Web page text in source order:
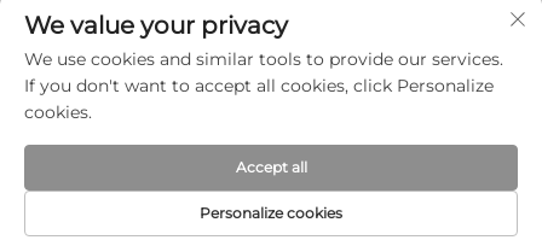
Copyright © Jiangsu Goldenline Intelligent Equipment Co.,
We value your privacy
We use cookies and similar tools to provide our services.
If you don't want to accept all cookies, click Personalize
cookies.
Personalize cookies
Accept all